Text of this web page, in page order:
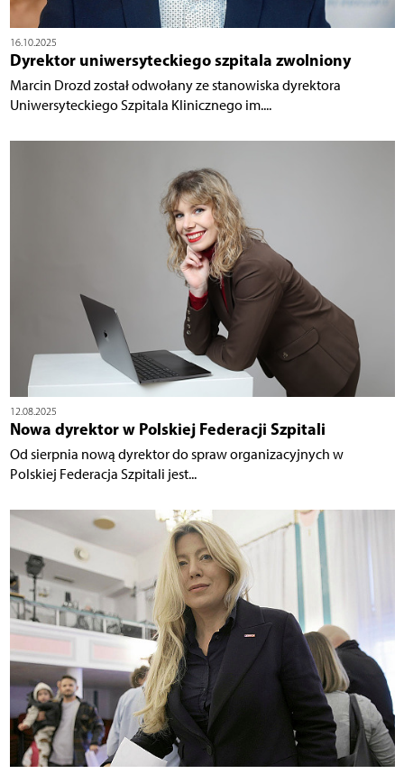
16.10.2025
Dyrektor uniwersyteckiego szpitala zwolniony
Marcin Drozd został odwołany ze stanowiska dyrektora
Uniwersyteckiego Szpitala Klinicznego im....
12.08.2025
Nowa dyrektor w Polskiej Federacji Szpitali
Od sierpnia nową dyrektor do spraw organizacyjnych w
Polskiej Federacja Szpitali jest...